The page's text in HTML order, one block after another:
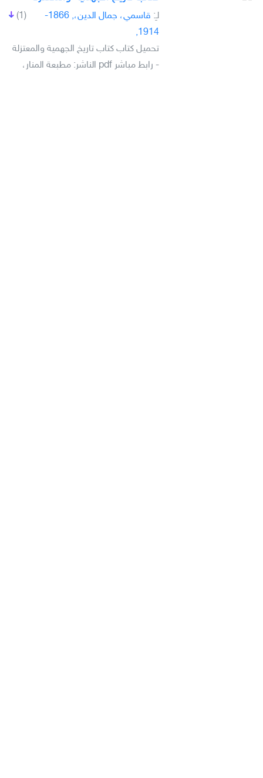
(1) لـِ:
قاسمي، جمال الدين،, 1866-
1914,
تحميل كتاب كتاب تاريخ الجهمية والمعتزلة
- رابط مباشر pdf الناشر: مطبعة المنار،